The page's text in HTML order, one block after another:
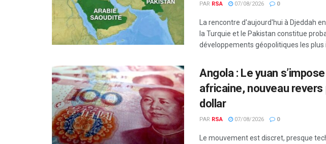
PAR RSA 07/08/2026 0
La rencontre d'aujourd'hui à Djeddah
la Turquie et le Pakistan constitue
développements géopolitiques les plus
Angola : Le yuan
africaine, nouveau revers
dollar
PAR RSA 07/08/2026 0
Le mouvement est discret, presque